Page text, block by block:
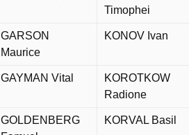
Timophei
GARSON
Maurice
KONOV Ivan
GAYMAN Vital
KOROTKOW
Radione
GOLDENBERG
KORVAL Basil